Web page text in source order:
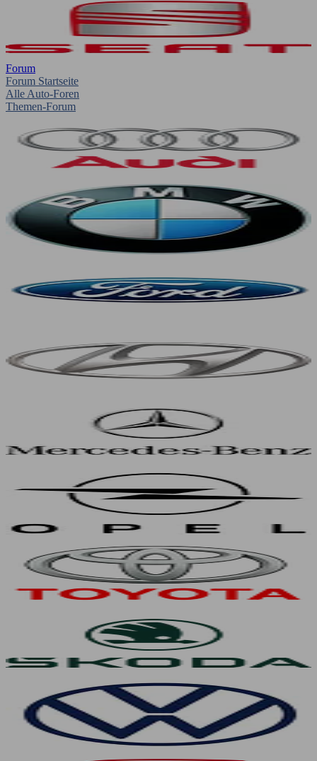
Forum
Forum Startseite
Alle Auto-Foren
Themen-Forum